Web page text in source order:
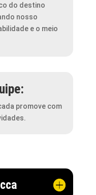
do destino
nosso
e o meio
promove com